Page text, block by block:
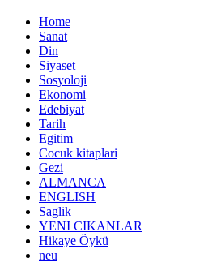
Home
Sanat
Din
Siyaset
Sosyoloji
Ekonomi
Edebiyat
Tarih
Egitim
Cocuk kitaplari
Gezi
ALMANCA
ENGLISH
Saglik
YENI CIKANLAR
Hikaye Öykü
neu